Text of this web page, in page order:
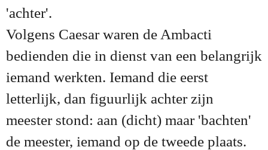
'achter'.
Volgens Caesar waren de Ambacti
bedienden die in dienst van een belangrijk
iemand werkten. Iemand die eerst
letterlijk, dan figuurlijk achter zijn
meester stond: aan (dicht) maar 'bachten'
de meester, iemand op de tweede plaats.